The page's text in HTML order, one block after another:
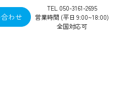
わせ
TEL 050-3161-2695
営業時間 (平日 9:00~18:00)
全国対応可